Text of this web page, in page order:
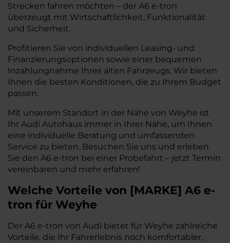
Strecken fahren möchten – der A6 e-tron
überzeugt mit Wirtschaftlichkeit, Funktionalität
und Sicherheit.
Profitieren Sie von individuellen Leasing- und
Finanzierungsoptionen sowie einer bequemen
Inzahlungnahme Ihres alten Fahrzeugs. Wir bieten
Ihnen die besten Konditionen, die zu Ihrem Budget
passen.
Mit unserem Standort in der Nähe von Weyhe ist
Ihr Audi Autohaus immer in Ihrer Nähe, um Ihnen
eine individuelle Beratung und umfassenden
Service zu bieten. Besuchen Sie uns und erleben
Sie den A6 e-tron bei einer Probefahrt – jetzt Termin
vereinbaren und mehr erfahren!
Welche Vorteile von [MARKE] A6 e-
tron für Weyhe
Der A6 e-tron von Audi bietet für Weyhe zahlreiche
Vorteile, die Ihr Fahrerlebnis noch komfortabler,